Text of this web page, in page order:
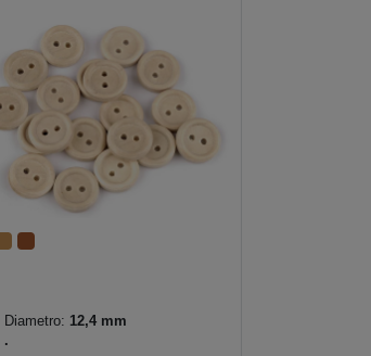
Diametro: 12,4 mm
.